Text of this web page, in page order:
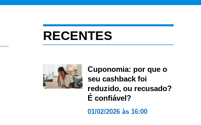
RECENTES
Cuponomia: por que o
seu cashback foi
reduzido, ou recusado?
É confiável?
01/02/2026 às 16:00